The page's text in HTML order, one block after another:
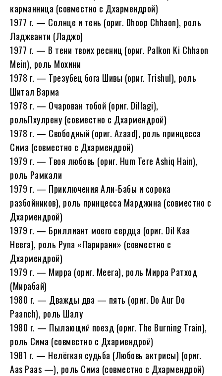
карманница (совместно с Дхармендрой)
1977 г. — Солнце и тень (ориг. Dhoop Chhaon), роль
Ладжванти (Ладжо)
1977 г. — В тени твоих ресниц (ориг. Palkon Ki Chhaon
Mein), роль Мохини
1978 г. — Трезубец бога Шивы (ориг. Trishul), роль
Шитал Варма
1978 г. — Очарован тобой (ориг. Dillagi),
рольПхулрену (совместно с Дхармендрой)
1978 г. — Свободный (ориг. Azaad), роль принцесса
Сима (совместно с Дхармендрой)
1979 г. — Твоя любовь (ориг. Hum Tere Ashiq Hain),
роль Рамкали
1979 г. — Приключения Али-Бабы и сорока
разбойников), роль принцесса Марджина (совместно с
Дхармендрой)
1979 г. — Бриллиант моего сердца (ориг. Dil Kaa
Heera), роль Рупа «Парирани» (совместно с
Дхармендрой)
1979 г. — Мирра (ориг. Meera), роль Мирра Ратход
(Мирабай)
1980 г. — Дважды два — пять (ориг. Do Aur Do
Paanch), роль Шалу
1980 г. — Пылающий поезд (ориг. The Burning Train),
роль Сима (совместно с Дхармендрой)
1981 г. — Нелёгкая судьба (Любовь актрисы) (ориг.
Aas Paas —), роль Сима (совместно с Дхармендрой)